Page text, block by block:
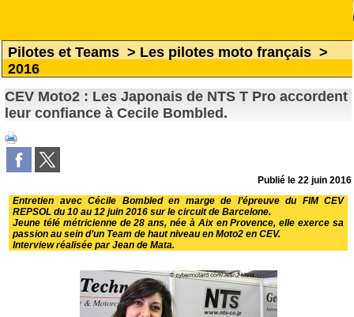
Pilotes et Teams > Les pilotes moto français >
2016
CEV Moto2 : Les Japonais de NTS T Pro accordent
leur confiance à Cecile Bombled.
Publié le22 juin 2016
Entretien avec Cécile Bombled en marge de l’épreuve du FIM CEV
REPSOL du 10 au 12 juin 2016 sur le circuit de Barcelone.
Jeune télé métricienne de 28 ans, née à Aix en Provence, elle exerce sa
passion au sein d’un Team de haut niveau en Moto2 en CEV.
Interview réalisée par Jean de Mata.